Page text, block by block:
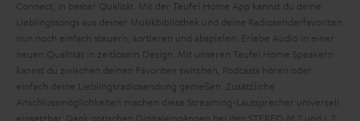
Connect, in bester Qualität. Mit der Teufel Home App kannst du deine
Lieblingssongs aus deiner Musikbibliothek und deine Radiosenderfavoriten
nun noch einfach steuern, sortieren und abspielen. Erlebe Audio in einer
neuen Qualtität in zeitlosem Design. Mit unseren Teufel Home Speakern
kannst du zwischen deinen Favoriten switchen, Podcasts hören oder
einfach deine Lieblingsradiosendung genießen. Zusätzliche
Anschlussmöglichkeiten machen diese Streaming-Lautsprecher universell
einsetzbar. Dank optischen Digitaleingängen bei den STEREO M 2 und L 2